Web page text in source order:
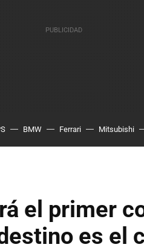
BMW Ferrari Mitsubishi
el primer
es el